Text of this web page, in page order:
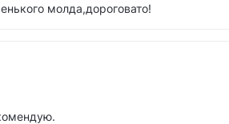
молда,дороговато!